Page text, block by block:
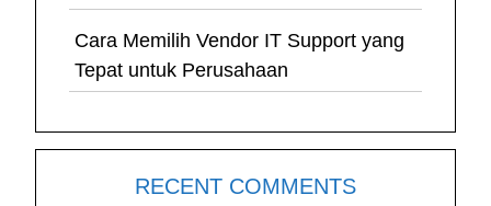
Cara Memilih Vendor IT Support yang
Tepat untuk Perusahaan
RECENT COMMENTS